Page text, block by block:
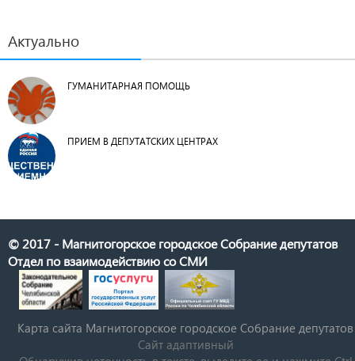
Актуально
ГУМАНИТАРНАЯ ПОМОЩЬ
ПРИЕМ В ДЕПУТАТСКИХ ЦЕНТРАХ
© 2017 - Магнитогорское городское Собрание депутатов
Отдел по взаимодействию со СМИ
Карта сайта Магнитогорское городское Cобрание депутатов
Сайт адаптивный